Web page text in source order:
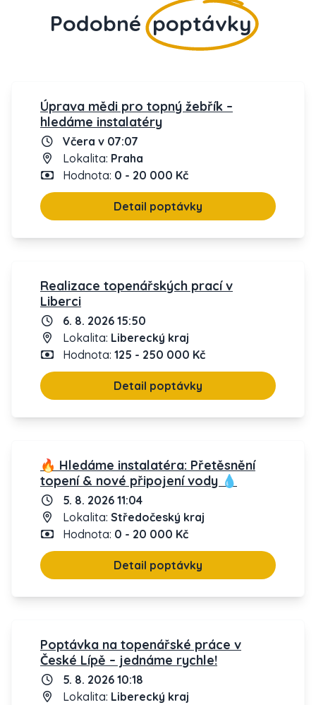
Podobné poptávky
Úprava mědi pro topný žebřík –
hledáme instalatéry
Včera v 07:07
Lokalita: Praha
Hodnota: 0 - 20 000 Kč
Detail poptávky
Realizace topenářských prací v
Liberci
6. 8. 2026 15:50
Lokalita: Liberecký kraj
Hodnota: 125 - 250 000 Kč
Detail poptávky
🔥 Hledáme instalatéra: Přetěsnění
topení & nové připojení vody 💧
5. 8. 2026 11:04
Lokalita: Středočeský kraj
Hodnota: 0 - 20 000 Kč
Detail poptávky
Poptávka na topenářské práce v
České Lípě – jednáme rychle!
5. 8. 2026 10:18
Lokalita: Liberecký kraj